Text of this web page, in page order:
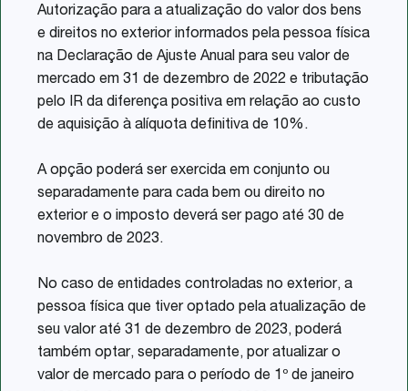
Autorização para a atualização do valor dos bens
e direitos no exterior informados pela pessoa física
na Declaração de Ajuste Anual para seu valor de
mercado em 31 de dezembro de 2022 e tributação
pelo IR da diferença positiva em relação ao custo
de aquisição à alíquota definitiva de 10%.
A opção poderá ser exercida em conjunto ou
separadamente para cada bem ou direito no
exterior e o imposto deverá ser pago até 30 de
novembro de 2023.
No caso de entidades controladas no exterior, a
pessoa física que tiver optado pela atualização de
seu valor até 31 de dezembro de 2023, poderá
também optar, separadamente, por atualizar o
valor de mercado para o período de 1º de janeiro